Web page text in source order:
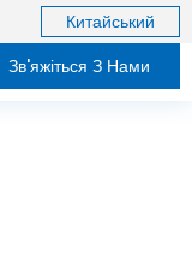
Китайський
Зв'яжіться З Нами